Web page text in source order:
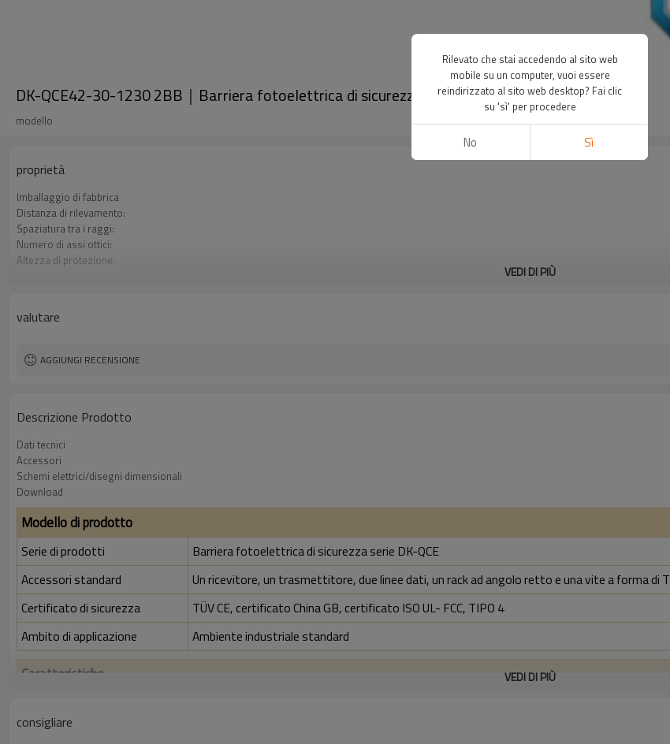
DK-QCE42-30-1230 2BB｜Barriera fotoelettrica di sicurezza｜DADISICK
modello
proprietà
Imballaggio di fabbrica
Distanza di rilevamento:
Spaziatura tra i raggi:
Numero di assi ottici:
Altezza di protezione:
Certificazione:
VEDI DI PIÙ
valutare
AGGIUNGI RECENSIONE
Descrizione Prodotto
Dati tecnici
Accessori
Schemi elettrici/disegni dimensionali
Download
Modello di prodotto
Serie di prodotti
Barriera fotoelettrica di sicurezza serie DK-QCE
Accessori standard
Un ricevitore, un trasmettitore, due linee dati, un rack ad angolo retto e una vite a forma di T
Certificato di sicurezza
TÜV CE, certificato China GB, certificato ISO UL- FCC, TIPO 4
Ambito di applicazione
Ambiente industriale standard
Caratteristiche
Controlla la precisione
VEDI DI PIÙ
consigliare
Rilevato che stai accedendo al sito web
mobile su un computer, vuoi essere
reindirizzato al sito web desktop? Fai clic
su 'sì' per procedere
No Sì